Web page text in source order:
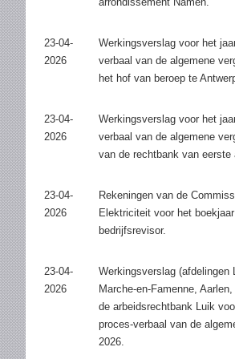
23-04-
2026
Werkingsverslag voor het
verbaal van de algemene
het hof van beroep te
23-04-
2026
Werkingsverslag voor het
verbaal van de algemene
van de rechtbank van eerste
23-04-
2026
Rekeningen van de
Elektriciteit voor het
bedrijfsrevisor.
23-04-
2026
Werkingsverslag
Marche-en-Famenne,
de arbeidsrechtbank Luik
proces-verbaal van de
2026.